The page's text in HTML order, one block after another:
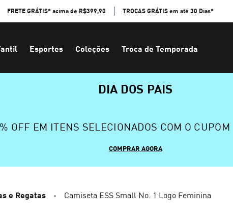
FRETE GRÁTIS* acima de R$399,90 TROCAS GRÁTIS em até 30 Dias*
Esportes Coleções Troca de Temporada
DIA DOS PAIS
OFF EM ITENS SELECIONADOS COM O CUPOM
COMPRAR AGORA
e Regatas Camiseta ESS Small No. 1 Logo Feminina